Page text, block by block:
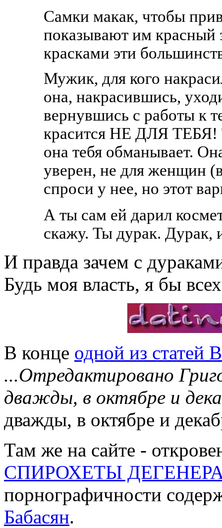
Самки макак, чтобы
показывают им красный
красками эти
Мужик, для кого
она, накрасившись,
вернувшись с работы к
красится НЕ ДЛЯ ТЕБЯ!
она тебя обманывает.
уверен, не для женщин
спроси у нее, но этот
А ты сам ей дарил
скажу. Ты дурак. Дурак,
И правда зачем с
Будь моя власть, я бы
В конце одной из статей
...Отредактировано
дважды, в октябре и
дважды, в октябре и
Там же на сайте -
СПИРОХЕТЫ
порнографичности
Бабасян.